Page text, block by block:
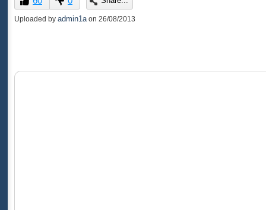
of
0
Uploaded by admin1a on 26/08/2013